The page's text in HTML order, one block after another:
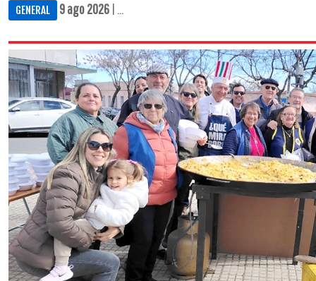
GENERAL 9 ago 2026 | ...